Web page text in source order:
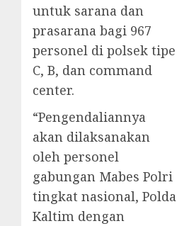
untuk sarana dan
prasarana bagi 967
personel di polsek tipe
C, B, dan command
center.
“Pengendaliannya
akan dilaksanakan
oleh personel
gabungan Mabes Polri
tingkat nasional, Polda
Kaltim dengan